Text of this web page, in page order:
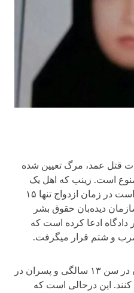
قتل عمد، مرگ تعیین شده
است. زینب که اهل یک
روستای کوچک در شمال ایران است در زمان ازدواج تنها ۱۵
دیده‌بان حقوق بشر
ادعا کرده است که
و شتم قرار میگرفت.
طبق قانون مدنی ایران، دختران در سن ۱۳ سالگی و پسران در
کنند. این درحالی است که